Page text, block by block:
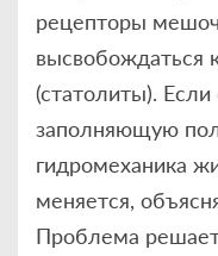
рецепторы
высвобождаться
(статолиты).
заполняющую
гидромеханика
меняется,
Проблема